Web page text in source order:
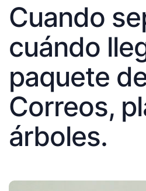
Cuando
cuándo
paquete
Correos,
árboles.